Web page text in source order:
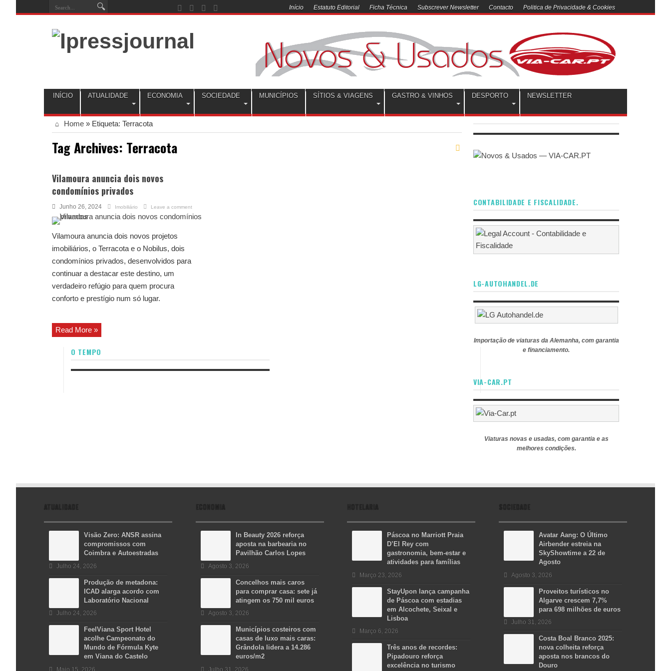
Início Estatuto Editorial Ficha Técnica Subscrever Newsletter Contacto Politica de Privacidade & Cookies
INÍCIO ATUALIDADE ECONOMIA SOCIEDADE MUNICÍPIOS SÍTIOS & VIAGENS GASTRO & VINHOS DESPORTO NEWSLETTER
Home » Etiqueta: Terracota
Tag Archives: Terracota
Vilamoura anuncia dois novos
condomínios privados
Junho 26, 2024 Imobiliário Leave a comment
Vilamoura anuncia dois novos projetos
imobiliários, o Terracota e o Nobilus, dois
condomínios privados, desenvolvidos para
continuar a destacar este destino, um
verdadeiro refúgio para quem procura
conforto e prestígio num só lugar.
Read More »
O TEMPO
CONTABILIDADE E FISCALIDADE.
LG-AUTOHANDEL.DE
Importação de viaturas da Alemanha, com garantia
e financiamento.
VIA-CAR.PT
Viaturas novas e usadas, com garantia e as
melhores condições.
ATUALIDADE
Visão Zero: ANSR assina
compromissos com
Coimbra e Autoestradas
Julho 24, 2026
Produção de metadona:
ICAD alarga acordo com
Laboratório Nacional
Julho 24, 2026
FeelViana Sport Hotel
acolhe Campeonato do
Mundo de Fórmula Kyte
em Viana do Castelo
Maio 15, 2026
ECONOMIA
In Beauty 2026 reforça
aposta na barbearia no
Pavilhão Carlos Lopes
Agosto 3, 2026
Concelhos mais caros
para comprar casa: sete já
atingem os 750 mil euros
Agosto 3, 2026
Municípios costeiros com
casas de luxo mais caras:
Grândola lidera a 14.286
euros/m2
Julho 31, 2026
HOTELARIA
Páscoa no Marriott Praia
D’El Rey com
gastronomia, bem-estar e
atividades para famílias
Março 23, 2026
StayUpon lança campanha
de Páscoa com estadias
em Alcochete, Seixal e
Lisboa
Março 6, 2026
Três anos de recordes:
Pipadouro reforça
excelência no turismo
SOCIEDADE
Avatar Aang: O Último
Airbender estreia na
SkyShowtime a 22 de
Agosto
Agosto 3, 2026
Proveitos turísticos no
Algarve crescem 7,7%
para 698 milhões de euros
Julho 31, 2026
Costa Boal Branco 2025:
nova colheita reforça
aposta nos brancos do
Douro